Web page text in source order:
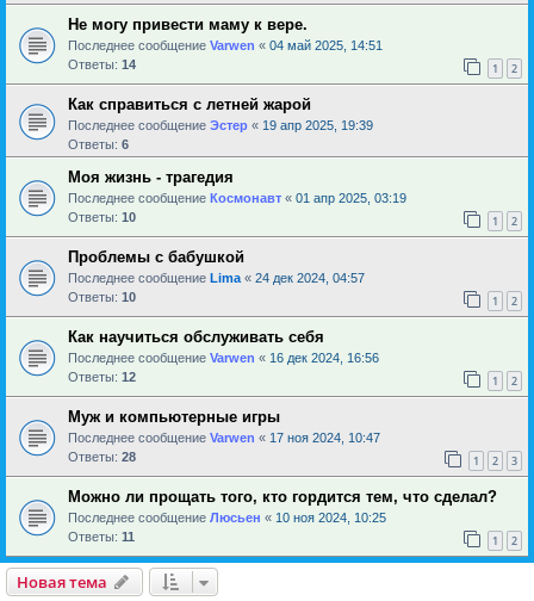
Не могу привести маму к вере.
Последнее сообщение Varwen « 04 май 2025, 14:51
Ответы: 14 1 2
Как справиться с летней жарой
Последнее сообщение Эстер « 19 апр 2025, 19:39
Ответы: 6
Моя жизнь - трагедия
Последнее сообщение Космонавт « 01 апр 2025, 03:19
Ответы: 10 1 2
Проблемы с бабушкой
Последнее сообщение Lima « 24 дек 2024, 04:57
Ответы: 10 1 2
Как научиться обслуживать себя
Последнее сообщение Varwen « 16 дек 2024, 16:56
Ответы: 12 1 2
Муж и компьютерные игры
Последнее сообщение Varwen « 17 ноя 2024, 10:47
Ответы: 28 1 2 3
Можно ли прощать того, кто гордится тем, что сделал?
Последнее сообщение Люсьен « 10 ноя 2024, 10:25
Ответы: 11 1 2
Новая тема